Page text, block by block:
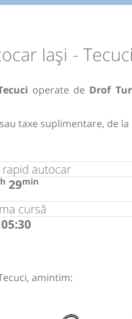
Iași - Tecuci
operate de Drof Tur
taxe suplimentare, de la
rapid autocar
h 29min
cursă
05:30
amintim: